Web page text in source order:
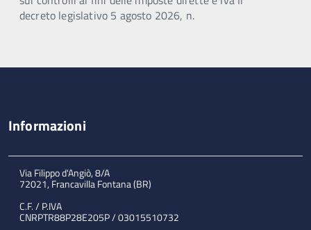
decreto legislativo 5 agosto 2026, n.
Informazioni
Via Filippo d'Angiò, 8/A
72021, Francavilla Fontana (BR)
C.F. / P.IVA
CNRPTR88P28E205P / 03015510732